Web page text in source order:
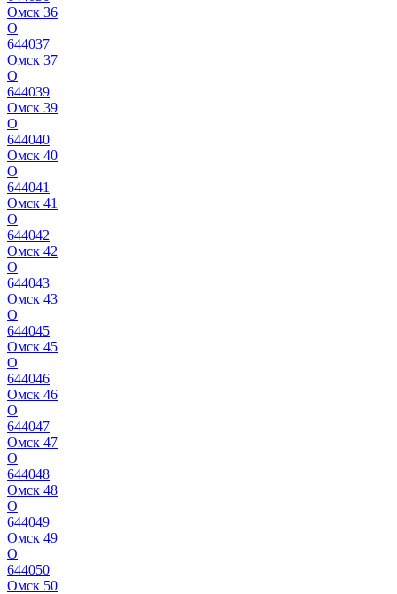
Омск 36
О
644037
Омск 37
О
644039
Омск 39
О
644040
Омск 40
О
644041
Омск 41
О
644042
Омск 42
О
644043
Омск 43
О
644045
Омск 45
О
644046
Омск 46
О
644047
Омск 47
О
644048
Омск 48
О
644049
Омск 49
О
644050
Омск 50